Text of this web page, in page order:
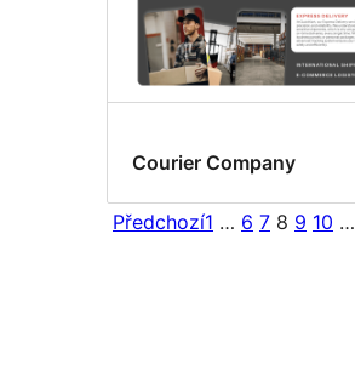
Courier Company
Předchozí1 … 6 7 8 9 10 …